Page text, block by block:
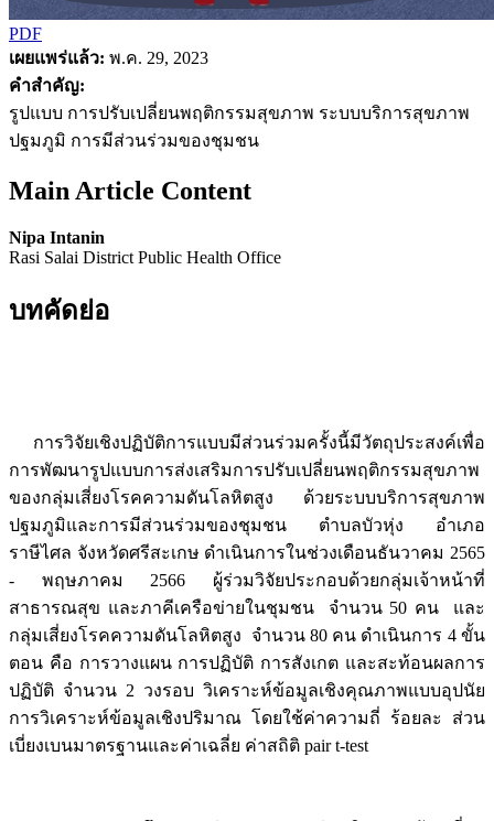
PDF
เผยแพร่แล้ว: พ.ค. 29, 2023
คำสำคัญ:
รูปแบบ การปรับเปลี่ยนพฤติกรรมสุขภาพ ระบบบริการสุขภาพ
ปฐมภูมิ การมีส่วนร่วมของชุมชน
Main Article Content
Nipa Intanin
Rasi Salai District Public Health Office
บทคัดย่อ
การวิจัยเชิงปฏิบัติการแบบมีส่วนร่วมครั้งนี้มีวัตถุประสงค์เพื่อ
การพัฒนารูปแบบการส่งเสริมการปรับเปลี่ยนพฤติกรรมสุขภาพ
ของกลุ่มเสี่ยงโรคความดันโลหิตสูง ด้วยระบบบริการสุขภาพ
ปฐมภูมิและการมีส่วนร่วมของชุมชน ตำบลบัวหุ่ง อำเภอ
ราษีไศล จังหวัดศรีสะเกษ ดำเนินการในช่วงเดือนธันวาคม 2565
- พฤษภาคม 2566 ผู้ร่วมวิจัยประกอบด้วยกลุ่มเจ้าหน้าที่
สาธารณสุข และภาคีเครือข่ายในชุมชน จำนวน 50 คน และ
กลุ่มเสี่ยงโรคความดันโลหิตสูง จำนวน 80 คน ดำเนินการ 4 ขั้น
ตอน คือ การวางแผน การปฏิบัติ การสังเกต และสะท้อนผลการ
ปฏิบัติ จำนวน 2 วงรอบ วิเคราะห์ข้อมูลเชิงคุณภาพแบบอุปนัย
การวิเคราะห์ข้อมูลเชิงปริมาณ โดยใช้ค่าความถี่ ร้อยละ ส่วน
เบี่ยงเบนมาตรฐานและค่าเฉลี่ย ค่าสถิติ pair t-test